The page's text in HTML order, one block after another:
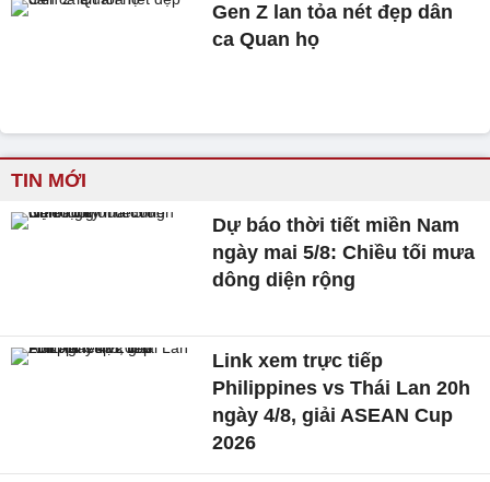
Gen Z lan tỏa nét đẹp dân
ca Quan họ
TIN MỚI
Dự báo thời tiết miền Nam
ngày mai 5/8: Chiều tối mưa
dông diện rộng
Link xem trực tiếp
Philippines vs Thái Lan 20h
ngày 4/8, giải ASEAN Cup
2026